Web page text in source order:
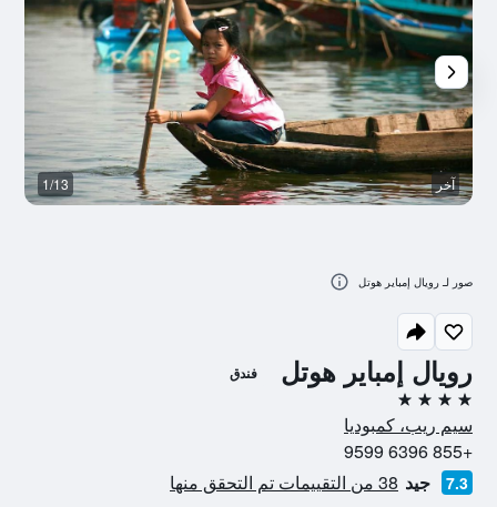
رويال إمباير هوتل فندق
4 نجوم
سيم ريب، كمبوديا
+855 6396 9599
7.3 جيد 38 من التقييمات تم التحقق منها
آخر 1/13
صور لـ رويال إمباير هوتل